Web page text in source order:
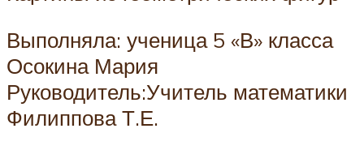
Выполняла: ученица 5 «В» класса
Осокина Мария
Руководитель:Учитель математики
Филиппова Т.Е.